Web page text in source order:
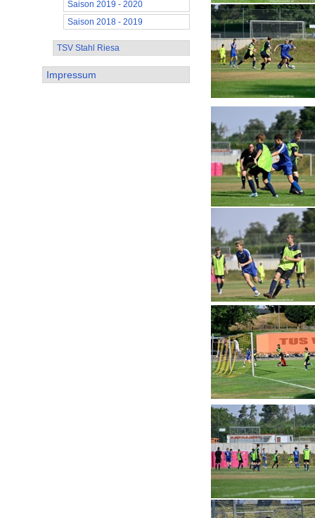
Saison 2019 - 2020
Saison 2018 - 2019
TSV Stahl Riesa
Impressum